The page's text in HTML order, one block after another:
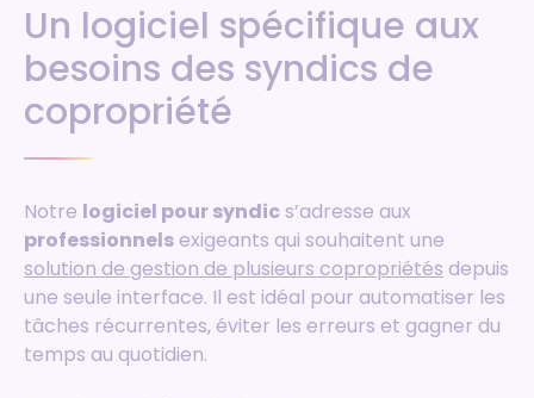
Un logiciel spécifique aux
besoins des syndics de
copropriété
Notre logiciel pour syndics’adresse aux
professionnelsexigeants qui souhaitent une
solution de gestion de plusieurs copropriétés depuis
une seule interface. Il est idéal pour automatiser les
tâches récurrentes, éviter les erreurs et gagner du
temps au quotidien.